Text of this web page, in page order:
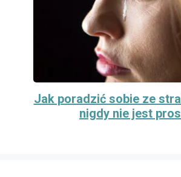
Jak poradzić sobie ze
nigdy nie jest